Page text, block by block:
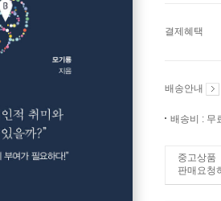
결제혜택
배송안내
배송비 : 무
중고상품
판매요청